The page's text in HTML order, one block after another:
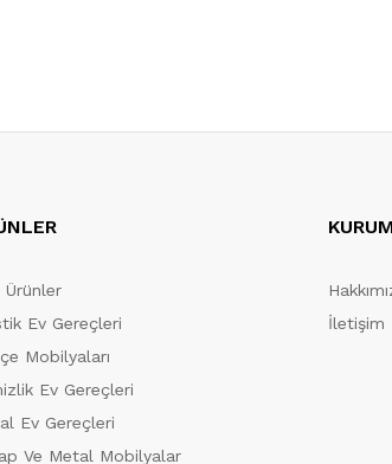
Ürünler
Ev Gereçleri
Mobilyaları
Ev Gereçleri
Ev Gereçleri
Ve Metal Mobilyalar
İletişim